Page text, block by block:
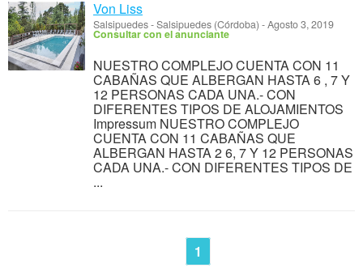
Von Liss
Salsipuedes-Salsipuedes (Córdoba) -Agosto 3, 2019
Consultar con el anunciante
NUESTRO COMPLEJO CUENTA CON 11
CABAÑAS QUE ALBERGAN HASTA 6 , 7 Y
12 PERSONAS CADA UNA.- CON
DIFERENTES TIPOS DE ALOJAMIENTOS
Impressum NUESTRO COMPLEJO
CUENTA CON 11 CABAÑAS QUE
ALBERGAN HASTA 2 6, 7 Y 12 PERSONAS
CADA UNA.- CON DIFERENTES TIPOS DE
...
1